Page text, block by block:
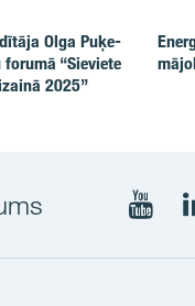
Olga Puķe-
“Sieviete
2025”